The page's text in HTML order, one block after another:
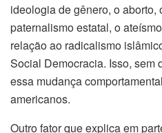
ideologia de gênero, o aborto,
paternalismo estatal, o
relação ao radicalismo
Social Democracia. Isso, sem
essa mudança
americanos.
Outro fator que explica em